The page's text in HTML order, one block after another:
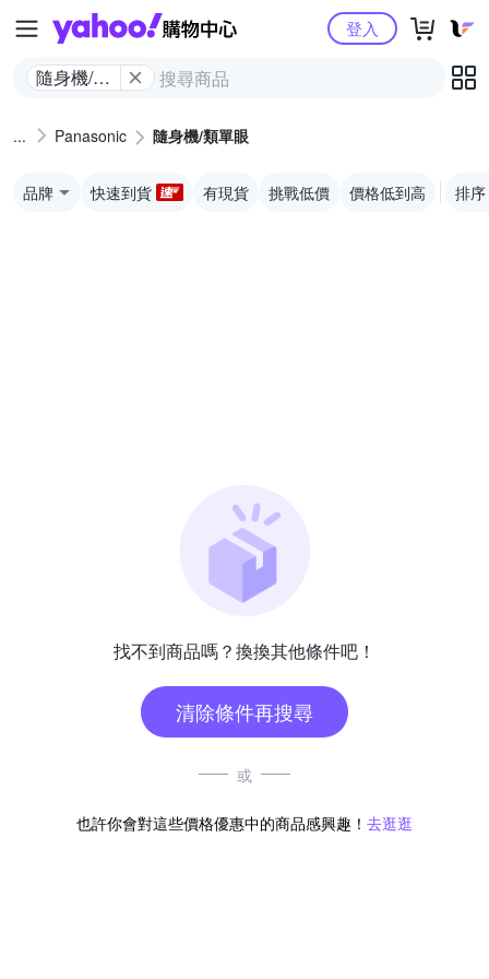
Yahoo購物中心
隨身機/類
登入
Panasonic 隨身機/類單眼
品牌 快速到貨 有現貨 挑戰低價 價格低到高 排序
找不到商品嗎？換換其他條件吧！
清除條件再搜尋
或
也許你會對這些價格優惠中的商品感興趣！ 去逛逛